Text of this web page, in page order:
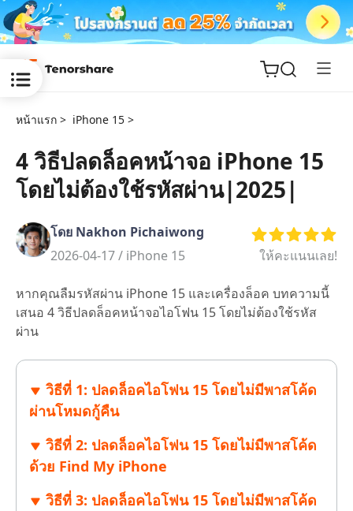
ReiBoot
Tenorshare
New
iAnyGo
หน้าแรก > iPhone 15 >
4 วิธีปลดล็อคหน้าจอ iPhone 15
โดยไม่ต้องใช้รหัสผ่าน|2025|
โดย Nakhon Pichaiwong
2026-04-17 / iPhone 15 ให้คะแนนเลย!
หากคุณลืมรหัสผ่าน iPhone 15 และเครื่องล็อค บทความนี้
เสนอ 4 วิธีปลดล็อคหน้าจอไอโฟน 15 โดยไม่ต้องใช้รหัส
ผ่าน
วิธีที่ 1: ปลดล็อคไอโฟน 15 โดยไม่มีพาสโค้ด
ผ่านโหมดกู้คืน
วิธีที่ 2: ปลดล็อคไอโฟน 15 โดยไม่มีพาสโค้ด
ด้วย Find My iPhone
วิธีที่ 3: ปลดล็อคไอโฟน 15 โดยไม่มีพาสโค้ด